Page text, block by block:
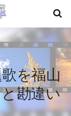
を福山
勘違い